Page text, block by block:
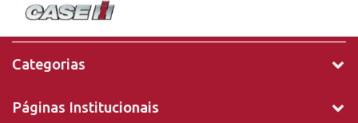
Categorias
Páginas Institucionais